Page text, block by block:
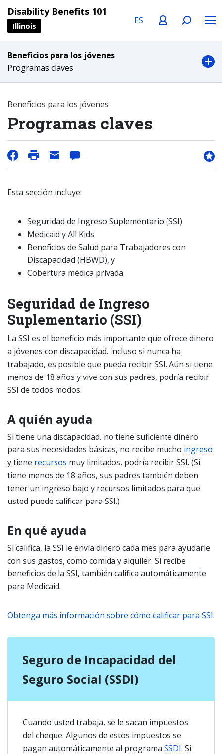
Disability Benefits 101
Illinois
Beneficios para los jóvenes
Programas claves
Beneficios para los jóvenes
Programas claves
Esta sección incluye:
Seguridad de Ingreso Suplementario (SSI)
Medicaid y All Kids
Beneficios de Salud para Trabajadores con
Discapacidad (HBWD), y
Cobertura médica privada.
Seguridad de Ingreso
Suplementario (SSI)
La SSI es el beneficio más importante que ofrece dinero
a jóvenes con discapacidad. Incluso si nunca ha
trabajado, es posible que pueda recibir SSI. Aún si tiene
menos de 18 años y vive con sus padres, podría recibir
SSI de todos modos.
A quién ayuda
Si tiene una discapacidad, no tiene suficiente dinero
para sus necesidades básicas, no recibe mucho ingreso
y tiene recursos muy limitados, podría recibir SSI. (Si
tiene menos de 18 años, sus padres también deben
tener un ingreso bajo y recursos limitados para que
usted puede calificar para SSI.)
En qué ayuda
Si califica, la SSI le envía dinero cada mes para ayudarle
con sus gastos, como comida y alquiler. Si recibe
beneficios de la SSI, también califica automáticamente
para Medicaid.
Obtenga más información sobre cómo calificar para SSI.
Seguro de Incapacidad del
Seguro Social (SSDI)
Cuando usted trabaja, se le sacan impuestos
del cheque. Algunos de estos impuestos se
pagan automáticamente al programa SSDI. Si